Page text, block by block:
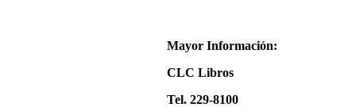
Mayor Información:
CLC Libros
Tel. 229-8100